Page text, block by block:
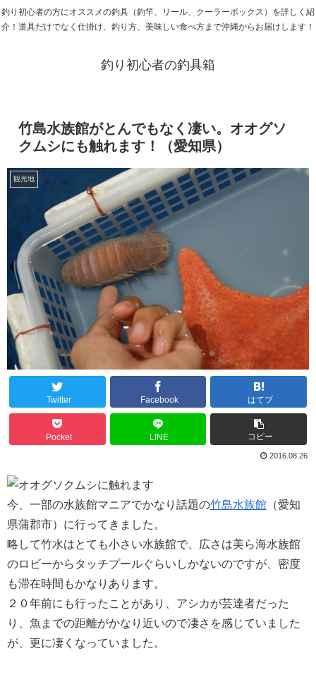
釣り初心者の方にオススメの釣具（釣竿、リール、クーラーボックス）を詳しく紹
介！道具だけでなく仕掛け、釣り方、美味しい食べ方まで沖縄からお届けします！
釣り初心者の釣具箱
竹島水族館がとんでもなく凄い。オオグソ
クムシにも触れます！（愛知県）
観光地
Twitter Facebook はてブ
Pocket LINE コピー
2016.08.26
今、一部の水族館マニアでかなり話題の竹島水族館 （愛知
県蒲郡市）に行ってきました。
略して竹水はとても小さい水族館で、広さは美ら海水族館
のロビーからタッチプールぐらいしかないのですが、密度
も滞在時間もかなりあります。
２０年前にも行ったことがあり、アシカが芸達者だった
り、魚までの距離がかなり近いので凄さを感じていました
が、更に凄くなっていました。